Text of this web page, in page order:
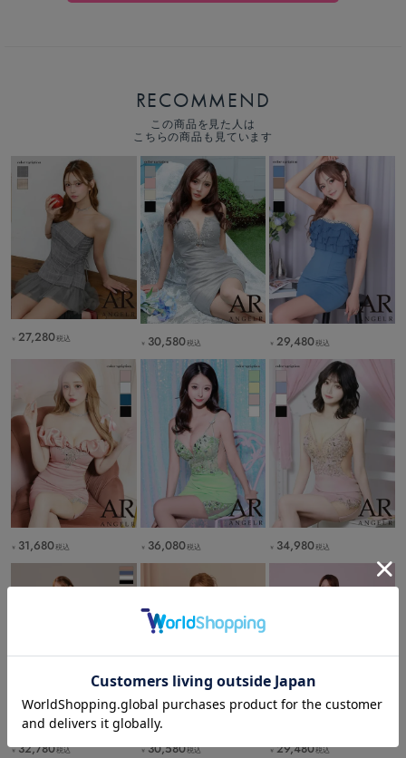
RECOMMEND
この商品を見た人は
こちらの商品も見ています
￥ 27,280税込 ￥ 30,580税込 ￥ 29,480税込
￥ 31,680税込 ￥ 36,080税込 ￥ 34,980税込
￥ 32,780税込 ￥ 30,580税込 ￥ 29,480税込